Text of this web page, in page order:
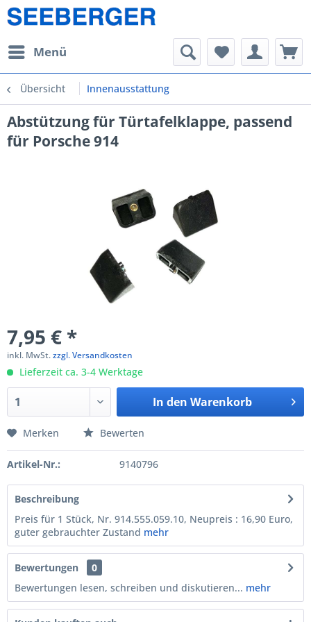
Menü
Übersicht Innenausstattung
Abstützung für Türtafelklappe, passend
für Porsche 914
7,95 € *
inkl. MwSt.zzgl. Versandkosten
Lieferzeit ca. 3-4 Werktage
In den Warenkorb
Merken Bewerten
Artikel-Nr.: 9140796
Beschreibung
Preis für 1 Stück, Nr. 914.555.059.10, Neupreis : 16,90 Euro,
guter gebrauchter Zustand mehr
Bewertungen
0
Bewertungen lesen, schreiben und diskutieren... mehr